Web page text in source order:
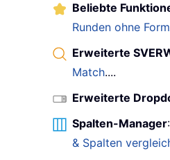
Beliebte
Runden ohne
Erweiterte
Match....
Erweiterte
Spalten-Manager:
& Spalten